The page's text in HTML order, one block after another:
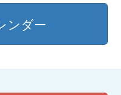
ンダー